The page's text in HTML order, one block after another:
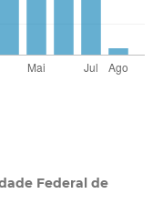
Federal de